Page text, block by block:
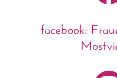
facebook: